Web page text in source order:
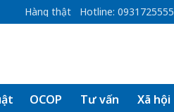
Hàng thật Hotline: 0931725555
OCOP Tư vấn Xã hội